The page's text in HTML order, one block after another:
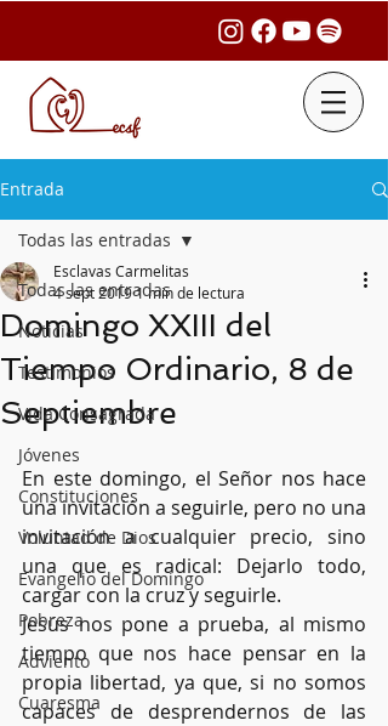
Entrada
Todas las entradas
Noticias
Testimonios
Vida Consagrada
Jóvenes
Constituciones
Voluntad de Dios
Evangelio del Domingo
Pobreza
Adviento
Cuaresma
Todas las entradas
Domingo XXIII del
Tiempo Ordinario, 8 de
Septiembre
Esclavas Carmelitas
4 sept 20191 min de lectura
En este domingo, el Señor nos hace
una invitación a seguirle, pero no una
invitación a cualquier precio, sino
una que es radical: Dejarlo todo,
cargar con la cruz y seguirle.
Jesús nos pone a prueba, al mismo
tiempo que nos hace pensar en la
propia libertad, ya que, si no somos
capaces de desprendernos de las